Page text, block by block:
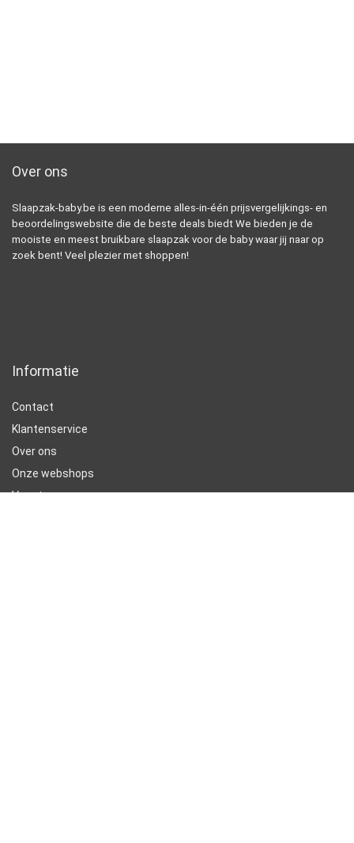
Over ons
Slaapzak-baby.be is een moderne alles-in-één prijsvergelijkings- en
beoordelingswebsite die de beste deals biedt We bieden je de
mooiste en meest bruikbare slaapzak voor de baby waar jij naar op
zoek bent! Veel plezier met shoppen!
Informatie
Contact
Klantenservice
Over ons
Onze webshops
Vacature